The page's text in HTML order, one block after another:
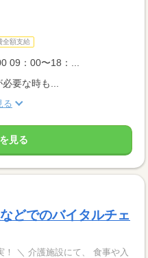
全額支給
09：00〜18：...
要な時も...
る
見る
どでのバイタルチェ
事や入